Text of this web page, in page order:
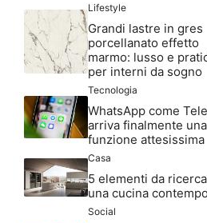
Lifestyle
Grandi lastre in gres
porcellanato effetto
marmo: lusso e
per interni da sogno
Tecnologia
WhatsApp come
arriva finalmente una
funzione attesissima
Casa
5 elementi da
una cucina
Social